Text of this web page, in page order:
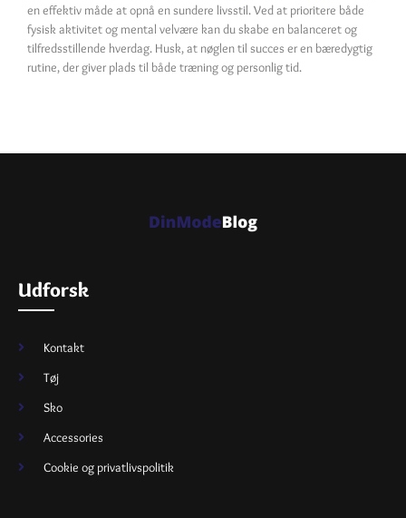
en effektiv måde at opnå en sundere livsstil. Ved at prioritere både
fysisk aktivitet og mental velvære kan du skabe en balanceret og
tilfredsstillende hverdag. Husk, at nøglen til succes er en bæredygtig
rutine, der giver plads til både træning og personlig tid.
Udforsk
Kontakt
Tøj
Sko
Accessories
Cookie og privatlivspolitik